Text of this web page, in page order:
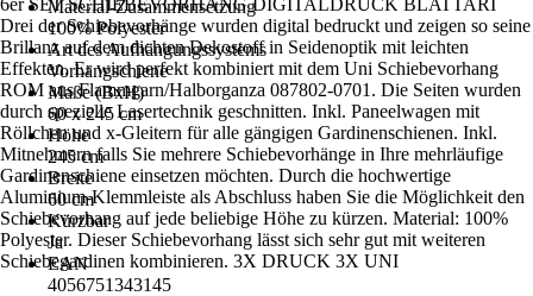
Material-Zusammensetzung
100% Polyester
Art des Aufhängungssystems
Vorhangschiene
Maße (BxH)
60 x 245 cm
Höhe
245 cm
Breite
60 cm
Kürzbar
Ja
EAN
4056751343145
6er SET SCHIEBEVORHANG DIGITALDRUCK BLATTARI
Drei der Schiebevorhänge wurden digital bedruckt und zeigen so seine
Brillanz auf dem dichten Dekostoff in Seidenoptik mit leichten
Effekten. Er wird perfekt kombiniert mit dem Uni Schiebevorhang
ROM aus Flammgarn/Halborganza 087802-0701. Die Seiten wurden
durch spezielle Lasertechnik geschnitten. Inkl. Paneelwagen mit
Röllchen und x-Gleitern für alle gängigen Gardinenschienen. Inkl.
Mitnehmern falls Sie mehrere Schiebevorhänge in Ihre mehrläufige
Gardinenschiene einsetzen möchten. Durch die hochwertige
Aluminium-Klemmleiste als Abschluss haben Sie die Möglichkeit den
Schiebevorhang auf jede beliebige Höhe zu kürzen. Material: 100%
Polyester. Dieser Schiebevorhang lässt sich sehr gut mit weiteren
Schiebegardinen kombinieren. 3X DRUCK 3X UNI